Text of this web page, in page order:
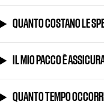
QUANTO COSTANO LE
IL MIO PACCO È
QUANTO TEMPO